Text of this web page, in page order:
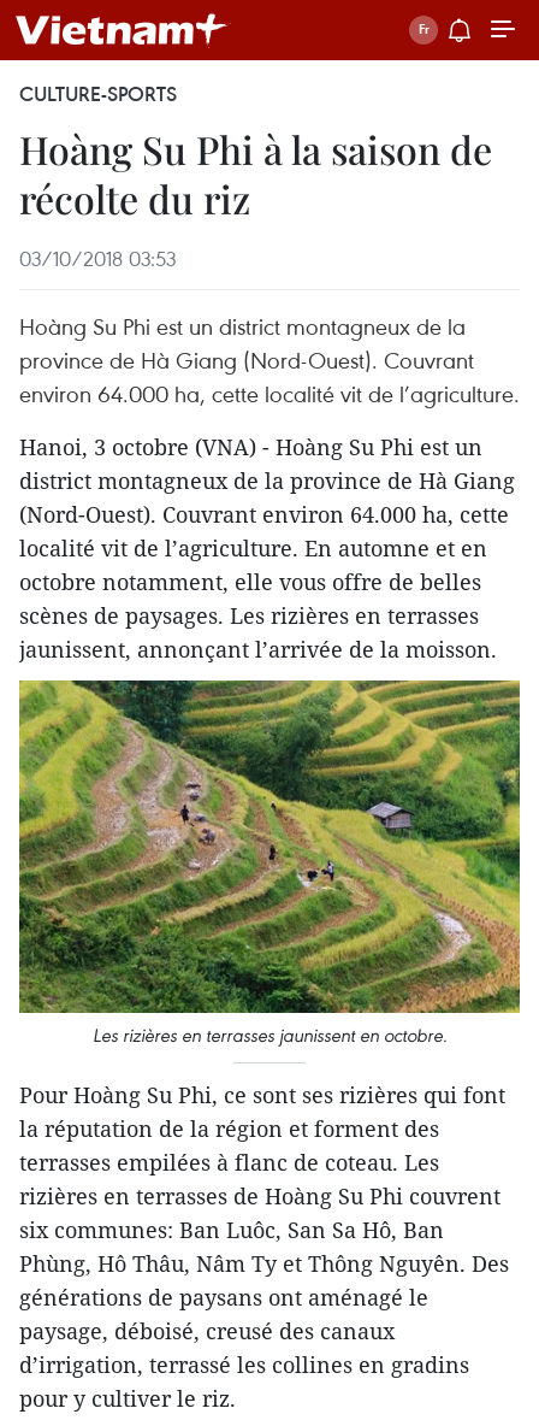
CULTURE-SPORTS
Hoàng Su Phi à la saison de
récolte du riz
03/10/2018 03:53
Hoàng Su Phi est un district montagneux de la
province de Hà Giang (Nord-Ouest). Couvrant
environ 64.000 ha, cette localité vit de l’agriculture.
Hanoi, 3 octobre (VNA) - Hoàng Su Phi est un
district montagneux de la province de Hà Giang
(Nord-Ouest). Couvrant environ 64.000 ha, cette
localité vit de l’agriculture. En automne et en
octobre notamment, elle vous offre de belles
scènes de paysages. Les rizières en terrasses
jaunissent, annonçant l’arrivée de la moisson.
Les rizières en terrasses jaunissent en octobre.
Pour Hoàng Su Phi, ce sont ses rizières qui font
la réputation de la région et forment des
terrasses empilées à flanc de coteau. Les
rizières en terrasses de Hoàng Su Phi couvrent
six communes: Ban Luôc, San Sa Hô, Ban
Phùng, Hô Thâu, Nâm Ty et Thông Nguyên. Des
générations de paysans ont aménagé le
paysage, déboisé, creusé des canaux
d’irrigation, terrassé les collines en gradins
pour y cultiver le riz.